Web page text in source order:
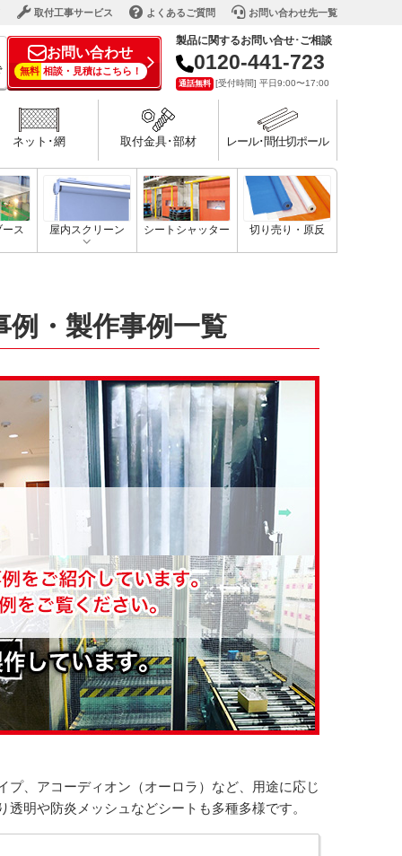
取付工事サービス よくあるご質問 お問い合わせ先一覧
お問い合わせ
無料 相談・見積はこちら！
製品に関するお問い合せ･ご相談
0120-441-723
通話無料 [受付時間] 平日9:00〜17:00
ネット･網 取付金具･部材 レール･間仕切ポール
ス 屋内スクリーン シートシャッター 切り売り・原反
・製作事例一覧
、アコーディオン（オーロラ）など、用途に応じ
明や防炎メッシュなどシートも多種多様です。